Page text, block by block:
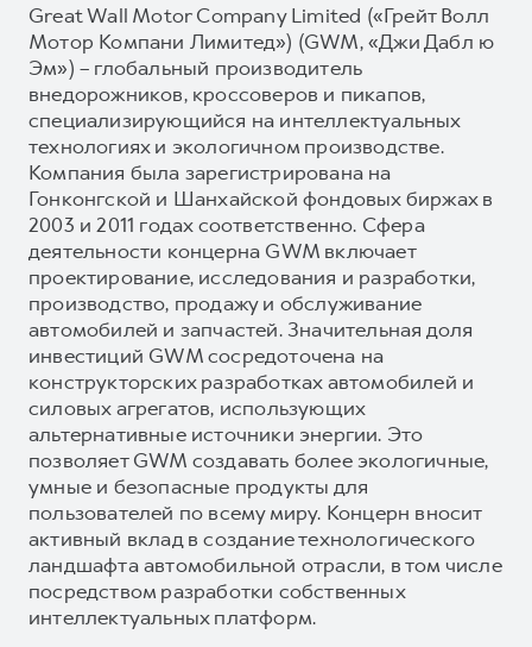
Great Wall Motor Company Limited («Грейт Волл
Мотор Компани Лимитед») (GWM, «Джи Дабл ю
Эм») – глобальный производитель
внедорожников, кроссоверов и пикапов,
специализирующийся на интеллектуальных
технологиях и экологичном производстве.
Компания была зарегистрирована на
Гонконгской и Шанхайской фондовых биржах в
2003 и 2011 годах соответственно. Сфера
деятельности концерна GWM включает
проектирование, исследования и разработки,
производство, продажу и обслуживание
автомобилей и запчастей. Значительная доля
инвестиций GWM сосредоточена на
конструкторских разработках автомобилей и
силовых агрегатов, использующих
альтернативные источники энергии. Это
позволяет GWM создавать более экологичные,
умные и безопасные продукты для
пользователей по всему миру. Концерн вносит
активный вклад в создание технологического
ландшафта автомобильной отрасли, в том числе
посредством разработки собственных
интеллектуальных платформ.